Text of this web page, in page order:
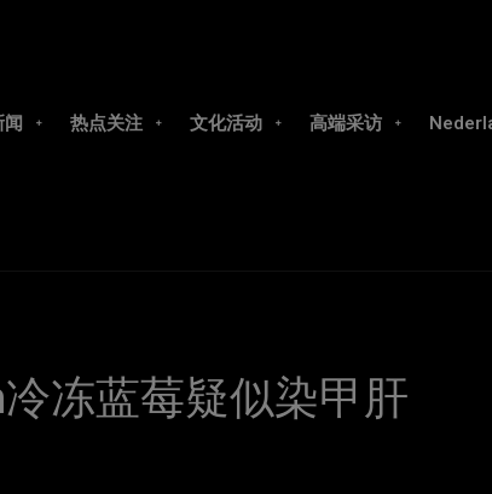
热点关注 文化活动 高端采访
冻蓝莓疑似染甲肝